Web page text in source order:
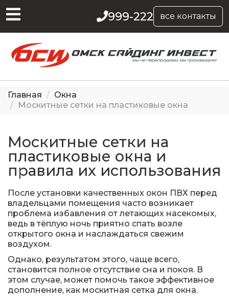
999-222 все контакты
Главная
Окна
Москитные сетки на пластиковые окна
Москитные сетки на
пластиковые окна и
правила их использования
После установки качественных окон ПВХ перед
владельцами помещения часто возникает
проблема избавления от летающих насекомых,
ведь в тёплую ночь приятно спать возле
открытого окна и наслаждаться свежим
воздухом.
Однако, результатом этого, чаще всего,
становится полное отсутствие сна и покоя. В
этом случае, может помочь такое эффективное
дополнение, как москитная сетка для окна.